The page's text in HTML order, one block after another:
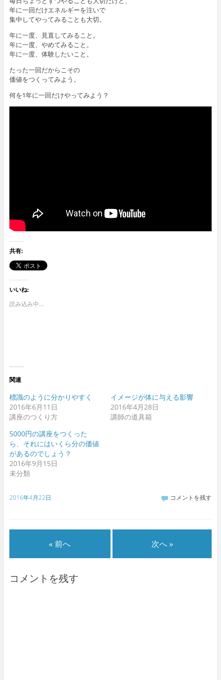
年に一回だけエネルギーを注いで
集中してやってみることも大切。
年に一度、見直してみること。
年に一度、やめてみること。
年に一度、体験したいこと。
たった一回だからこその
価値をつくってみよう。
何を1年に一回だけやってみよう？
共有:
いいね:
読み込み中...
関連
標識のように分かりやすく
2016年6月11日
講座のつくり方
イメージが体に与える影響
2016年4月28日
講師の道具箱
5000円の講座をつくった
ら、それにはいくら分の価値
があるのでしょう？
2016年9月15日
未分類
2016年4月22日 コメントを残す
« 前へ 次へ »
コメントを残す